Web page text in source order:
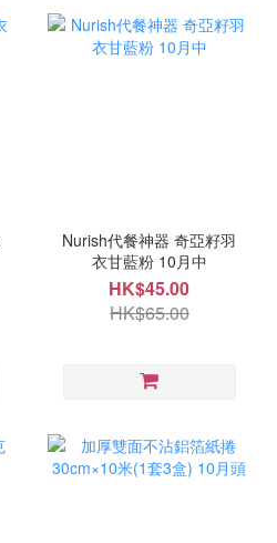
Nurish代餐神器 奇亞籽羽
衣甘藍粉 10月中
HK$45.00
HK$65.00